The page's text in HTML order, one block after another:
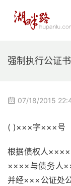
强制执行公证书
07/18/2015
( )×××字×××号
根据债权人××××
××××与债务人
并经×××公证处